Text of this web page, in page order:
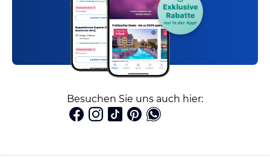
Besuchen Sie uns auch hier: